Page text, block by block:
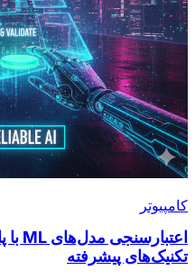
کامپیوتر
تکنیک‌های پیشرفته